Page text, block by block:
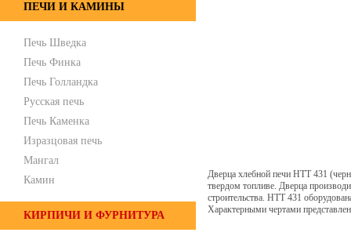
Дверца хлебной печи HTT 431
твердом топливе. Дверца
строительства. HTT 431
Характерными чертами
ПЕЧИ И КАМИНЫ
Печь Шведка
Печь Финка
Печь Голландка
Русская печь
Печь Каменка
Изразцовая печь
Мангал
Камин
КИРПИЧИ И ФУРНИТУРА